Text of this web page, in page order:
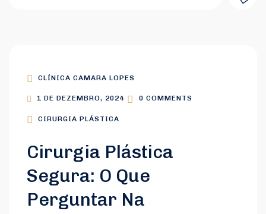
CLÍNICA CAMARA LOPES
1 DE DEZEMBRO, 2024 0 COMMENTS
CIRURGIA PLÁSTICA
Cirurgia Plástica
Segura: O Que
Perguntar Na